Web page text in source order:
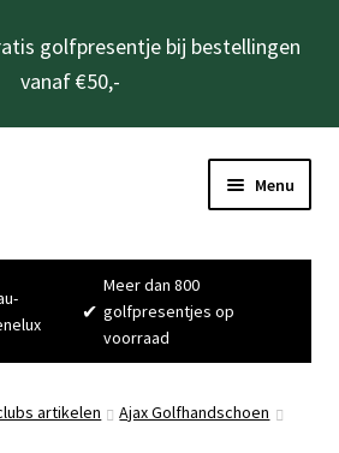
golfpresentje bij bestellingen
vanaf €50,-
Menu
✔
Meer dan 800
golfpresentjes op
voorraad
artikelen
Ajax Golfhandschoen